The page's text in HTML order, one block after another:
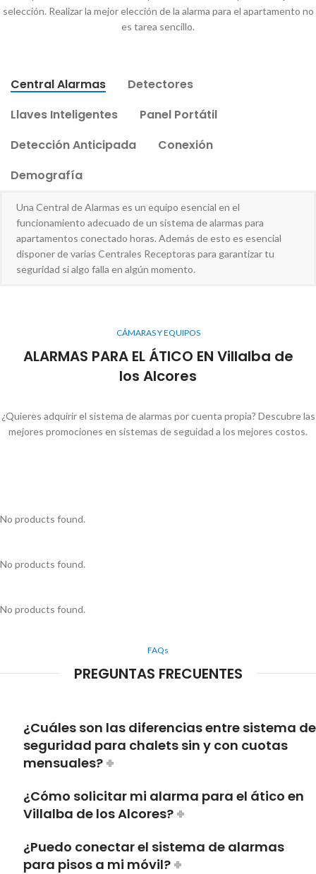
selección. Realizar la mejor elección de la alarma para el apartamento no
es tarea sencillo.
Central Alarmas
Detectores
Llaves Inteligentes
Panel Portátil
Detección Anticipada
Conexión
Demografía
Una Central de Alarmas es un equipo esencial en el
funcionamiento adecuado de un sistema de alarmas para
apartamentos conectado horas. Además de esto es esencial
disponer de varias Centrales Receptoras para garantizar tu
seguridad si algo falla en algún momento.
CÁMARAS Y EQUIPOS
ALARMAS PARA EL ÁTICO EN Villalba de
los Alcores
¿Quieres adquirir el sistema de alarmas por cuenta propia? Descubre las
mejores promociones en sistemas de seguidad a los mejores costos.
No products found.
No products found.
No products found.
FAQs
PREGUNTAS FRECUENTES
¿Cuáles son las diferencias entre sistema de
seguridad para chalets sin y con cuotas
mensuales?
¿Cómo solicitar mi alarma para el ático en
Villalba de los Alcores?
¿Puedo conectar el sistema de alarmas
para pisos a mi móvil?